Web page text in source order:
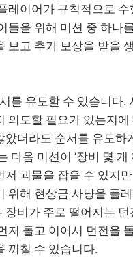
레이어가 규칙적으로
들을 위해 미션 중 하나
보고 추가 보상을 받을
를 유도할 수 있습니다
의도할 필요가 있는지
더라도 순서를 유도하
다음 미션이 ‘장비 몇
저 괴물을 잡을 수 있지
위해 현상금 사냥을 플
장비가 주로 떨어지는
저 돌고 이어서 던전을
끼칠 수 있습니다.